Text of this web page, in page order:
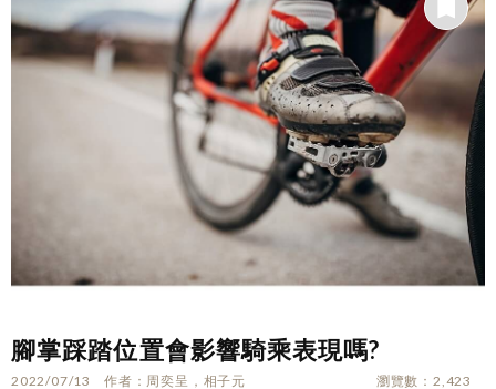
腳掌踩踏位置會影響騎乘表現嗎?
2022/07/13 作者 周奕呈，相子元 瀏覽數 2,423